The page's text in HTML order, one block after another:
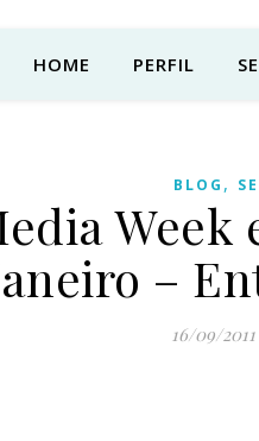
HOME PERFIL
BLOG ,
Week
–
16/09/2011